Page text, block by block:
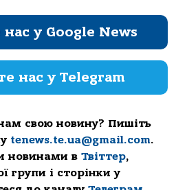
у Google News
нас у Telegram
свою новину? Пишіть
tenews.te.ua@gmail.com.
новинами в Твіттер,
групи і сторінки у